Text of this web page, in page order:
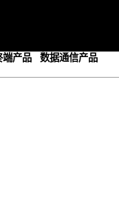
端产品 数据通信产品